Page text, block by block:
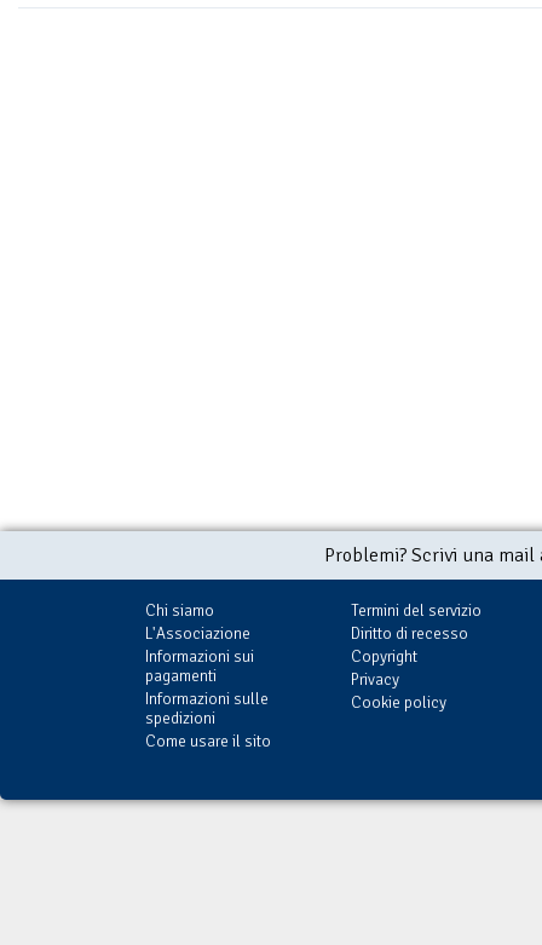
Problemi? Scrivi una
Chi siamo
L'Associazione
Informazioni sui
pagamenti
Informazioni sulle
spedizioni
Come usare il sito
Termini del servizio
Diritto di recesso
Copyright
Privacy
Cookie policy